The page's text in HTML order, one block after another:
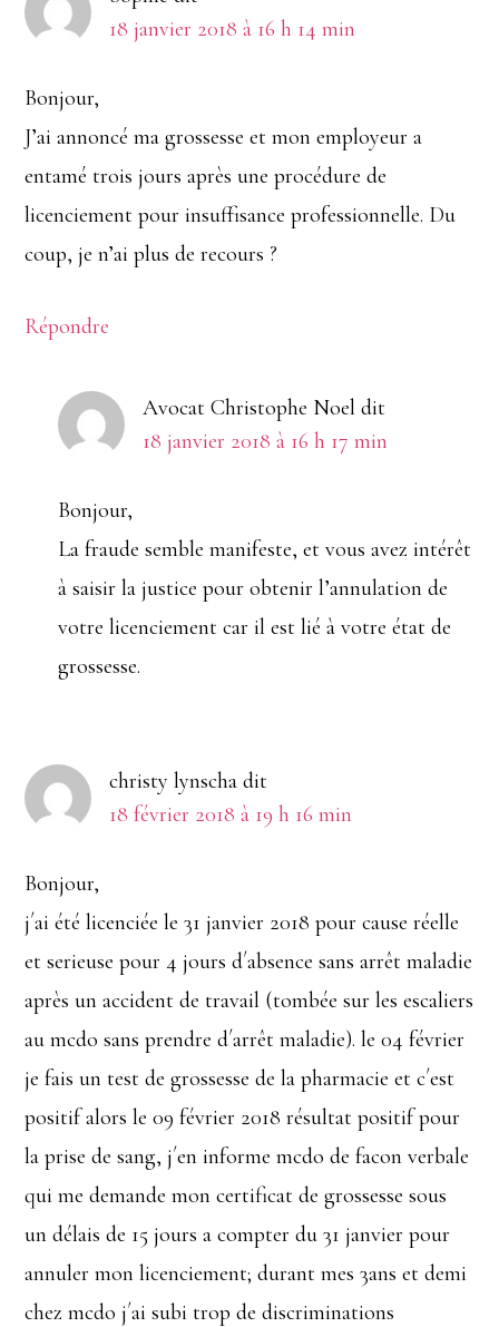
lecteur18 janvier 2018 à 16 h 14 min
Bonjour,
J’ai annoncé ma grossesse et mon employeur a
entamé trois jours après une procédure de
licenciement pour insuffisance professionnelle. Du
coup, je n’ai plus de recours ?
Répondre
Avocat Christophe Noel dit
18 janvier 2018 à 16 h 17 min
Bonjour,
La fraude semble manifeste, et vous avez intérêt
à saisir la justice pour obtenir l’annulation de
votre licenciement car il est lié à votre état de
grossesse.
christy lynscha dit
18 février 2018 à 19 h 16 min
Bonjour,
j´ai été licenciée le 31 janvier 2018 pour cause réelle
et serieuse pour 4 jours d´absence sans arrêt maladie
après un accident de travail (tombée sur les escaliers
au mcdo sans prendre d´arrêt maladie). le 04 février
je fais un test de grossesse de la pharmacie et c´est
positif alors le 09 février 2018 résultat positif pour
la prise de sang, j´en informe mcdo de facon verbale
qui me demande mon certificat de grossesse sous
un délais de 15 jours a compter du 31 janvier pour
annuler mon licenciement; durant mes 3ans et demi
chez mcdo j´ai subi trop de discriminations